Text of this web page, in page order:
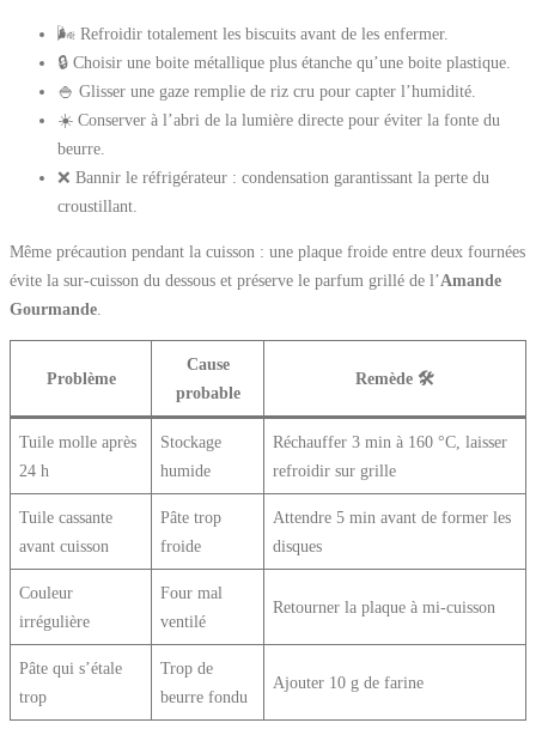
🌬️ Refroidir totalement les biscuits avant de les enfermer.
🔒 Choisir une boite métallique plus étanche qu’une boite plastique.
🍚 Glisser une gaze remplie de riz cru pour capter l’humidité.
☀️ Conserver à l’abri de la lumière directe pour éviter la fonte du
beurre.
❌ Bannir le réfrigérateur : condensation garantissant la perte du
croustillant.
Même précaution pendant la cuisson : une plaque froide entre deux fournées
évite la sur-cuisson du dessous et préserve le parfum grillé de l’Amande
Gourmande
Problème
Cause
probable
Remède 🛠️
Tuile molle après
24 h
Stockage
humide
Réchauffer 3 min à 160 °C, laisser
refroidir sur grille
Tuile cassante
avant cuisson
Pâte trop
froide
Attendre 5 min avant de former les
disques
Couleur
irrégulière
Four mal
ventilé
Retourner la plaque à mi-cuisson
Pâte qui s’étale
trop
Trop de
beurre fondu
Ajouter 10 g de farine